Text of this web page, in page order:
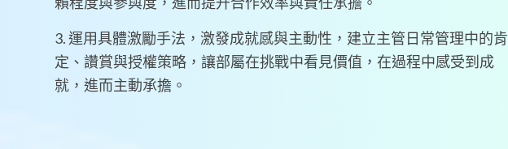
3. 運用具體激勵手法，激發成就感與主動性，建立主管日常管理中的肯
定、讚賞與授權策略，讓部屬在挑戰中看見價值，在過程中感受到成
就，進而主動承擔。